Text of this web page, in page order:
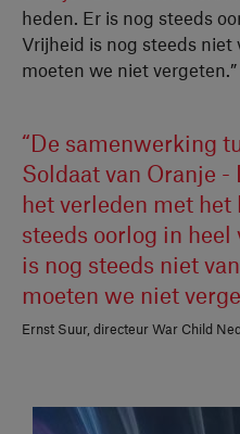
heden. Er is nog steeds
Vrijheid is nog steeds
moeten we niet vergeten.”
“De samenwerking
Soldaat van Oranje
het verleden met het
steeds oorlog in
is nog steeds niet
moeten we niet
Ernst Suur, directeur War Child